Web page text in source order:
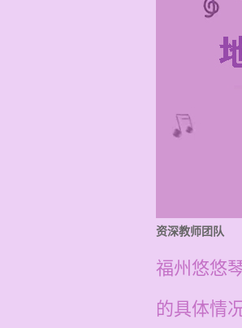
资深教师团队
福州悠悠
的具体情